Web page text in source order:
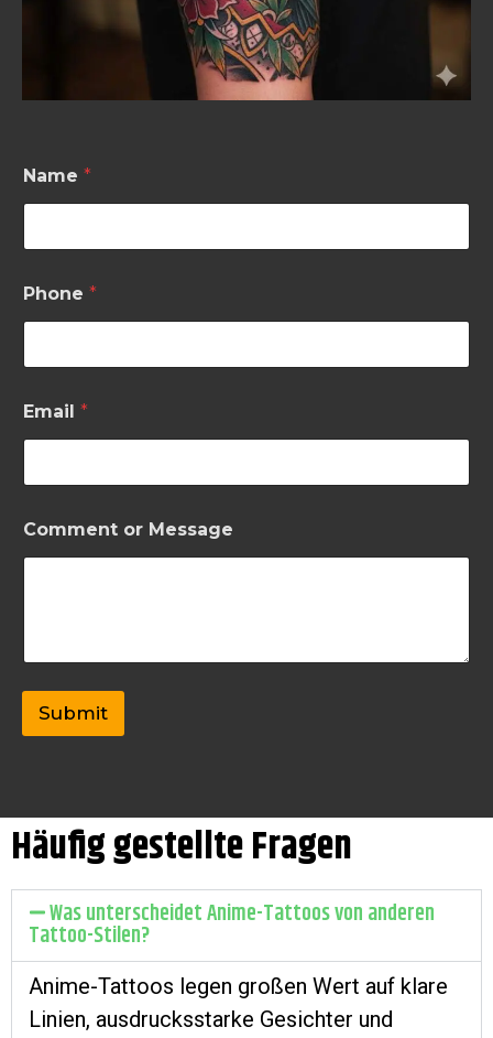
*
*
Name *
Phone *
Email *
Comment or Message
Submit
Häufig gestellte Fragen
Was unterscheidet Anime-Tattoos von anderen
Tattoo-Stilen?
Anime-Tattoos legen großen Wert auf klare
Linien, ausdrucksstarke Gesichter und